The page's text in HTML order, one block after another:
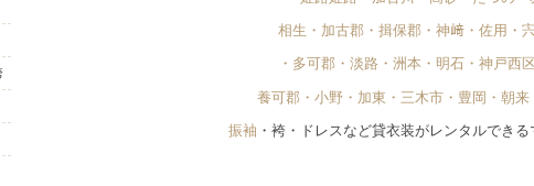
相生・加古郡・揖保郡・神﨑・佐用・
・多可郡・淡路・洲本・明石・神戸西
養可郡・小野・加東・三木市・豊岡・朝
振袖 ・袴・ドレスなど貸衣装がレンタルでき